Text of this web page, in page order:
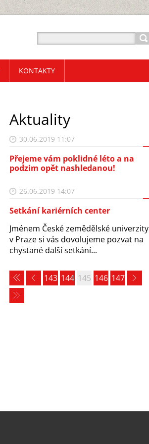
Aktuality
30.06.2019 11:07
Přejeme vám poklidné léto a na
podzim opět nashledanou!
26.06.2019 14:07
Setkání kariérních center
Jménem České zemědělské univerzity
v Praze si vás dovolujeme pozvat na
chystané další setkání...
143 144 145 146 147
KONTAKTY